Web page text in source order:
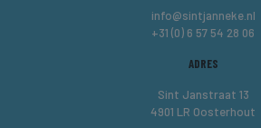
info@sintjanneke.nl
+31 (0) 6 57 54 28 06
ADRES
Sint Janstraat 13
4901 LR Oosterhout